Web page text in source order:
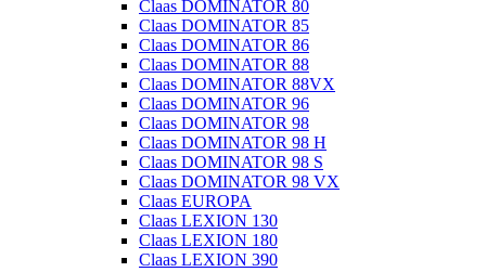
Claas DOMINATOR 80
Claas DOMINATOR 85
Claas DOMINATOR 86
Claas DOMINATOR 88
Claas DOMINATOR 88VX
Claas DOMINATOR 96
Claas DOMINATOR 98
Claas DOMINATOR 98 H
Claas DOMINATOR 98 S
Claas DOMINATOR 98 VX
Claas EUROPA
Claas LEXION 130
Claas LEXION 180
Claas LEXION 390